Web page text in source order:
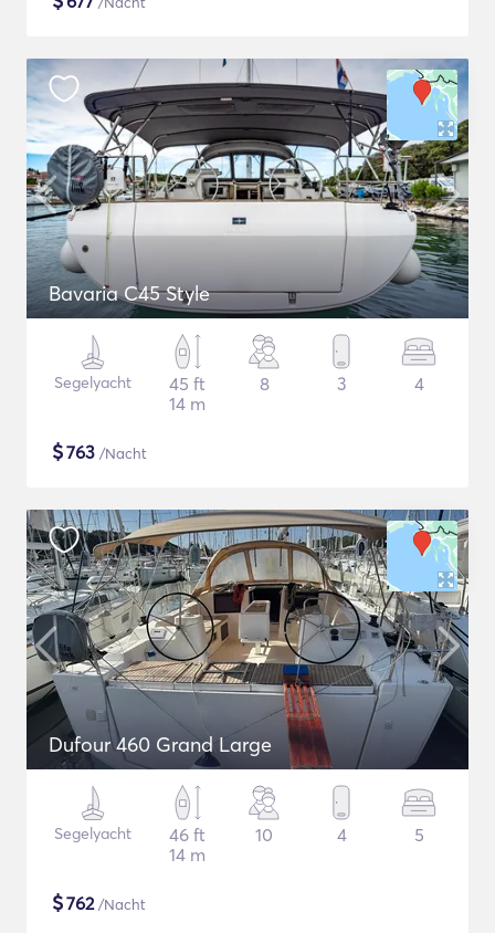
Bavaria C45 Style
Segelyacht
45 ft
14 m
8 3 4
$763 /Nacht
Dufour 460 Grand Large
Segelyacht
46 ft
14 m
10 4 5
$762/Nacht